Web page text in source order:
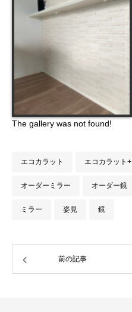
The gallery was not found!
エコカラット エコカラット+
オーダーミラー オーダー鏡
ミラー 姿見 鏡
前の記事